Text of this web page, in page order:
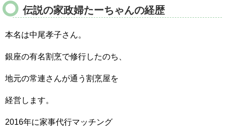
伝説の家政婦たーちゃんの経歴
本名は中尾孝子さん。
銀座の有名割烹で修行したのち、
地元の常連さんが通う割烹屋を
経営します。
2016年に家事代行マッチング